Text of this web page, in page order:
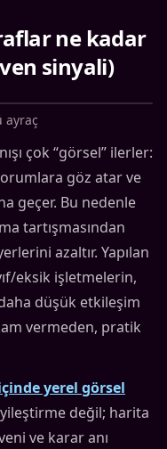
ne kadar
sinyali)
ayraç
çok “görsel” ilerler:
göz atar ve
geçer. Bu nedenle
tartışmasından
azaltır. Yapılan
eksik işletmelerin,
düşük etkileşim
vermeden, pratik
yerel görsel
değil; harita
ve karar anı